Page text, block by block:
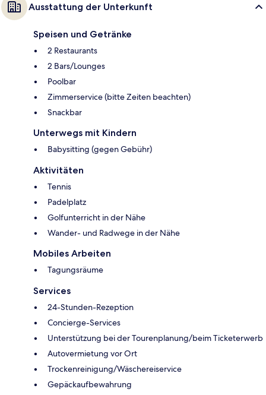
Ausstattung der Unterkunft
Speisen und Getränke
2 Restaurants
2 Bars/Lounges
Poolbar
Zimmerservice (bitte Zeiten beachten)
Snackbar
Unterwegs mit Kindern
Babysitting (gegen Gebühr)
Aktivitäten
Tennis
Padelplatz
Golfunterricht in der Nähe
Wander- und Radwege in der Nähe
Mobiles Arbeiten
Tagungsräume
Services
24-Stunden-Rezeption
Concierge-Services
Unterstützung bei der Tourenplanung/beim Ticketerwerb
Autovermietung vor Ort
Trockenreinigung/Wäschereiservice
Gepäckaufbewahrung